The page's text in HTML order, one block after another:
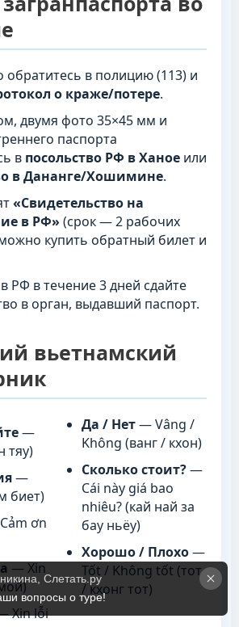
обратитесь в полицию (113) и
о краже/потере.
двумя фото 35×45 мм и
паспорта
в посольство РФ в Ханое или
в Дананге/Хошимине.
«Свидетельство на
в РФ» (срок — 2 рабочих
купить обратный билет и
РФ в течение 3 дней сдайте
в орган, выдавший паспорт.
вьетнамский
—
тяу)
—
биет)
ơn
— Xin
Xin lỗi
Да / Нет— Vâng /
Không (ванг / кхон)
Сколько стоит?—
Cái này giá bao
nhiêu? (кай най за
бау ньёу)
Хорошо / Плохо—
Tốt / Không tốt (тот
/ кхонг тот)
Слетать.ру
вопросы о туре!